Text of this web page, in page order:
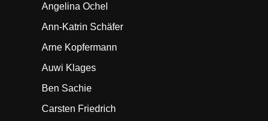
Angelina Ochel
Ann-Katrin Schäfer
Arne Kopfermann
Auwi Klages
Ben Sachie
Carsten Friedrich